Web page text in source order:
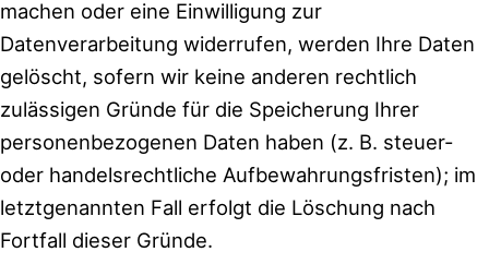
machen oder eine Einwilligung zur
Datenverarbeitung widerrufen, werden Ihre Daten
gelöscht, sofern wir keine anderen rechtlich
zulässigen Gründe für die Speicherung Ihrer
personenbezogenen Daten haben (z. B. steuer-
oder handelsrechtliche Aufbewahrungsfristen); im
letztgenannten Fall erfolgt die Löschung nach
Fortfall dieser Gründe.